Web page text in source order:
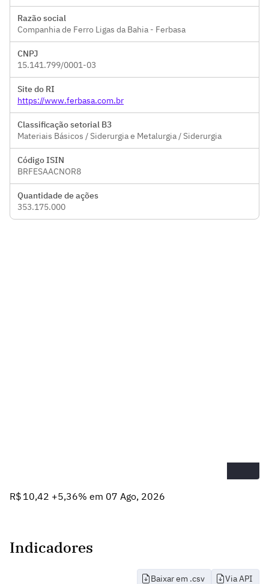
Razão social
Companhia de Ferro Ligas da Bahia - Ferbasa
CNPJ
15.141.799/0001-03
Site do RI
https://www.ferbasa.com.br
Classificação setorial B3
Materiais Básicos / Siderurgia e Metalurgia / Siderurgia
Código ISIN
BRFESAACNOR8
Quantidade de ações
353.175.000
R$ 10,42 +5,36% em 07 Ago, 2026
Indicadores
Baixar em .csv Via API